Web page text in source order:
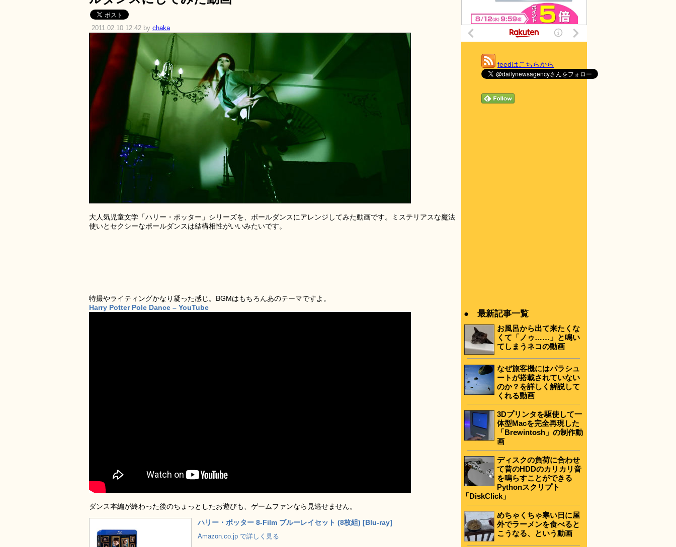
2011.02.10 12:42 by chaka
大人気児童文学「ハリー・ポッター」シリーズを、ポールダンスにアレンジしてみた動画です。ミステリアスな魔法
使いとセクシーなポールダンスは結構相性がいいみたいです。
特撮やライティングかなり凝った感じ。BGMはもちろんあのテーマですよ。
Harry Potter Pole Dance – YouTube
ダンス本編が終わった後のちょっとしたお遊びも、ゲームファンなら見逃せません。
ハリー・ポッター 8-Film ブルーレイセット (8枚組) [Blu-ray]
Amazon.co.jp で詳しく見る
feedはこちらから
● 最新記事一覧
お風呂から出て来たくな
くて「ノゥ……」と鳴い
てしまうネコの動画
なぜ旅客機にはパラシュ
ートが搭載されていない
のか？を詳しく解説して
くれる動画
3Dプリンタを駆使して一
体型Macを完全再現した
「Brewintosh」の制作動
画
ディスクの負荷に合わせ
て昔のHDDのカリカリ音
を鳴らすことができる
Pythonスクリプト
「DiskClick」
めちゃくちゃ寒い日に屋
外でラーメンを食べると
こうなる、という動画